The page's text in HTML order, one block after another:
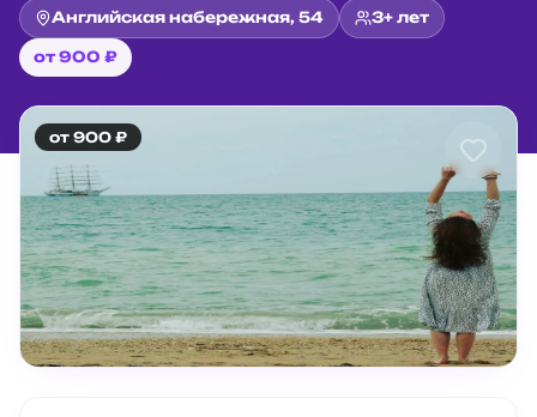
Английская набережная, 54 3+ лет
от 900 ₽
Главная
Санкт-Петербург
Афиша
Развлечения
Водная прогулка с мастер-классом и чаепитием
от 900 ₽